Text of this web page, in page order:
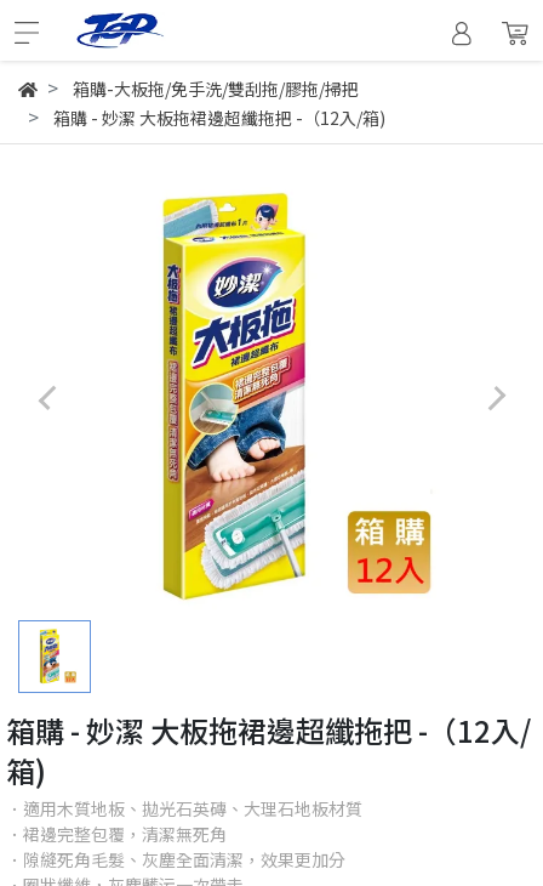
箱購-大板拖/免手洗/雙刮拖/膠拖/掃把
箱購 - 妙潔 大板拖裙邊超纖拖把 -（12入/箱)
箱購 - 妙潔 大板拖裙邊超纖拖把 -（12入/
箱)
．適用木質地板、拋光石英磚、大理石地板材質
．裙邊完整包覆，清潔無死角
．隙縫死角毛髮、灰塵全面清潔，效果更加分